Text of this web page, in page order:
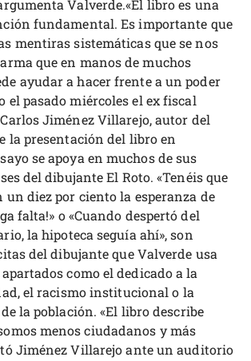
Valverde.«El libro es una
fundamental. Es importante que
mentiras sistemáticas que se nos
que en manos de muchos
ayudar a hacer frente a un poder
el pasado miércoles el ex fiscal
Jiménez Villarejo, autor del
la presentación del libro en
se apoya en muchos de sus
del dibujante El Roto. «Tenéis que
diez por ciento la esperanza de
falta!» o «Cuando despertó del
la hipoteca seguía ahí», son
del dibujante que Valverde usa
como el dedicado a la
el racismo institucional o la
la población. «El libro describe
menos ciudadanos y más
Jiménez Villarejo ante un auditorio